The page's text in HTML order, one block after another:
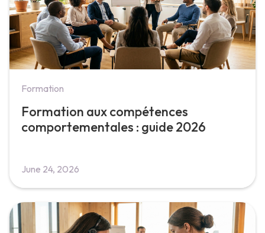
Formation
Formation aux compétences
comportementales : guide 2026
June 24, 2026